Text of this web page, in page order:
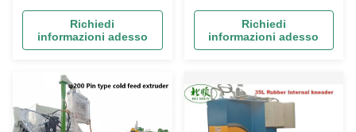
in gomma con trazione
del cilindro di 200 mm e
intervallo di pressione da
0 a 25 MPa
Richiedi
informazioni adesso
gomma e industria dei
battistrada per
pneumatici
Richiedi
informazioni adesso